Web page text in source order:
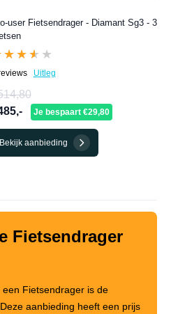
user Fietsendrager - Diamant Sg3 - 3
Uitleg
Je bespaart €29,80
Bekijk aanbieding
Fietsendrager
Fietsendrager is de
. Deze aanbieding heeft een prijs